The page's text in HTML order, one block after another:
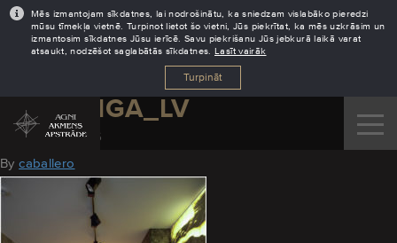
Mēs izmantojam sīkdatnes, lai nodrošinātu, ka sniedzam vislabāko pieredzi
mūsu tīmekļa vietnē. Turpinot lietot šo vietni, Jūs piekrītat, ka mēs uzkrāsim un
izmantosim sīkdatnes Jūsu ierīcē. Savu piekrišanu Jūs jebkurā laikā varat
atsaukt, nodzēšot saglabātās sīkdatnes. Lasīt vairāk
Turpināt
AGNI_RIGA_LV
October 31, 2016
Bycaballero